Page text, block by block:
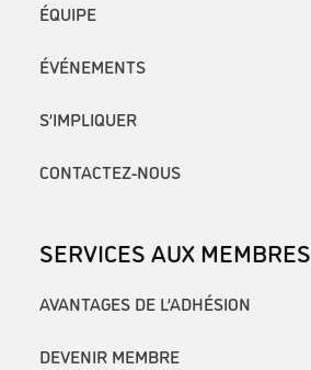
ÉQUIPE
ÉVÉNEMENTS
S’IMPLIQUER
CONTACTEZ-NOUS
SERVICES AUX MEMBRES
AVANTAGES DE L’ADHÉSION
DEVENIR MEMBRE